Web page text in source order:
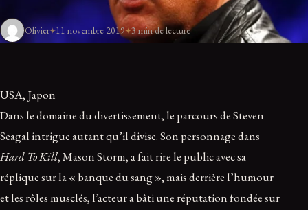
Olivier 11 novembre 2019 3 min de lecture
USA, Japon
Dans le domaine du divertissement, le parcours de Steven
Seagal intrigue autant qu’il divise. Son personnage dans
Hard To Kill, Mason Storm, a fait rire le public avec sa
réplique sur la « banque du sang », mais derrière l’humour
et les rôles musclés, l’acteur a bâti une réputation fondée sur